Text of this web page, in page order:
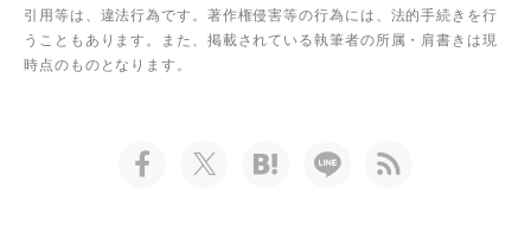
引用等は、違法行為です。著作権侵害等の行為には、法的手続きを行
うこともあります。また、掲載されている執筆者の所属・肩書きは現
時点のものとなります。